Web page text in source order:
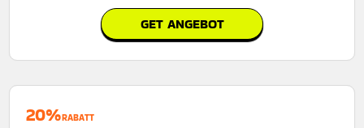
GET ANGEBOT
20%RABATT